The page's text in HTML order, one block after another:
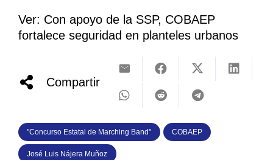
Ver: Con apoyo de la SSP, COBAEP
fortalece seguridad en planteles urbanos
Compartir
"Concurso Estatal de Marching Band" COBAEP
José Luis Nájera Muñoz